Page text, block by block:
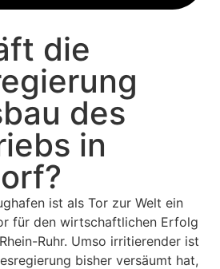
die
des
in
ist als Tor zur Welt ein
für den wirtschaftlichen Erfolg
Ruhr. Umso irritierender ist
bisher versäumt hat,